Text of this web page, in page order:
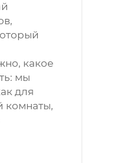
какое
мы
для
комнаты,